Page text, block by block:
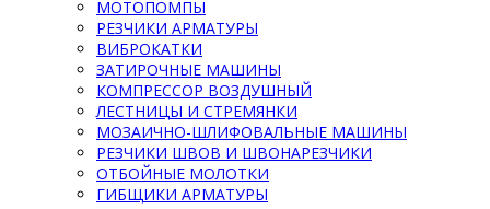
МОТОПОМПЫ
РЕЗЧИКИ АРМАТУРЫ
ВИБРОКАТКИ
ЗАТИРОЧНЫЕ МАШИНЫ
КОМПРЕССОР ВОЗДУШНЫЙ
ЛЕСТНИЦЫ И СТРЕМЯНКИ
МОЗАИЧНО-ШЛИФОВАЛЬНЫЕ МАШИНЫ
РЕЗЧИКИ ШВОВ И ШВОНАРЕЗЧИКИ
ОТБОЙНЫЕ МОЛОТКИ
ГИБЩИКИ АРМАТУРЫ